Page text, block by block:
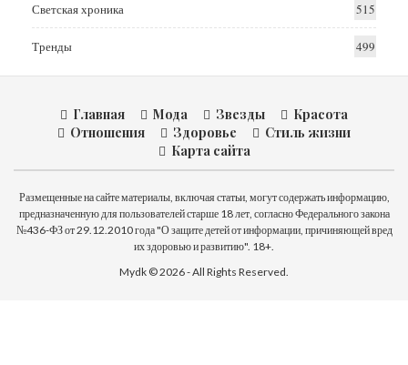
Светская хроника 515
Тренды 499
Главная Мода Звезды
Красота
Отношения
Здоровье
Стиль жизни
Карта сайта
Размещенные на сайте материалы, включая статьи, могут содержать информацию,
предназначенную для пользователей старше 18 лет, согласно Федерального закона
№436-ФЗ от 29.12.2010 года "О защите детей от информации, причиняющей вред
их здоровью и развитию". 18+.
Mydk © 2026 - All Rights Reserved.